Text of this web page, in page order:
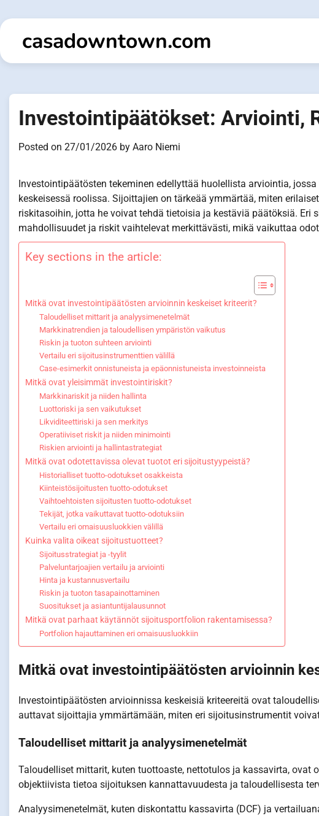
to
contentcasadowntown.com
Investointipäätökset: Arviointi,
Posted on 27/01/2026 by Aaro Niemi
Investointipäätösten tekeminen edellyttää huolellista arviointia,
keskeisessä roolissa. Sijoittajien on tärkeää ymmärtää, miten
riskitasoihin, jotta he voivat tehdä tietoisia ja kestäviä päätöksiä.
mahdollisuudet ja riskit vaihtelevat merkittävästi, mikä vaikuttaa
Key sections in the article:
Mitkä ovat investointipäätösten arvioinnin keskeiset kriteerit?
Taloudelliset mittarit ja analyysimenetelmät
Markkinatrendien ja taloudellisen ympäristön vaikutus
Riskin ja tuoton suhteen arviointi
Vertailu eri sijoitusinstrumenttien välillä
Case-esimerkit onnistuneista ja epäonnistuneista investoinneista
Mitkä ovat yleisimmät investointiriskit?
Markkinariskit ja niiden hallinta
Luottoriski ja sen vaikutukset
Likviditeettiriski ja sen merkitys
Operatiiviset riskit ja niiden minimointi
Riskien arviointi ja hallintastrategiat
Mitkä ovat odotettavissa olevat tuotot eri sijoitustyypeistä?
Historialliset tuotto-odotukset osakkeista
Kiinteistösijoitusten tuotto-odotukset
Vaihtoehtoisten sijoitusten tuotto-odotukset
Tekijät, jotka vaikuttavat tuotto-odotuksiin
Vertailu eri omaisuusluokkien välillä
Kuinka valita oikeat sijoitustuotteet?
Sijoitusstrategiat ja -tyylit
Palveluntarjoajien vertailu ja arviointi
Hinta ja kustannusvertailu
Riskin ja tuoton tasapainottaminen
Suositukset ja asiantuntijalausunnot
Mitkä ovat parhaat käytännöt sijoitusportfolion rakentamisessa?
Portfolion hajauttaminen eri omaisuusluokkiin
Mitkä ovat investointipäätösten arvioinnin
Investointipäätösten arvioinnissa keskeisiä kriteereitä ovat
auttavat sijoittajia ymmärtämään, miten eri sijoitusinstrumentit
Taloudelliset mittarit ja analyysimenetelmät
Taloudelliset mittarit, kuten tuottoaste, nettotulos ja kassavirta,
objektiivista tietoa sijoituksen kannattavuudesta ja taloudellisesta
Analyysimenetelmät, kuten diskontattu kassavirta (DCF) ja